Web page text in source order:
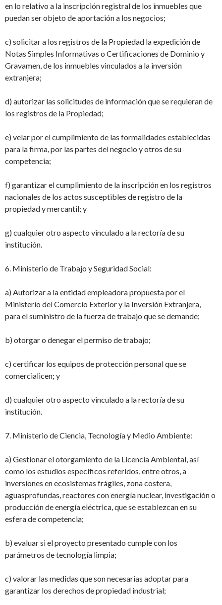
en lo relativo a la inscripción registral de los inmuebles que
puedan ser objeto de aportación a los negocios;
c) solicitar a los registros de la Propiedad la expedición de
Notas Simples Informativas o Certificaciones de Dominio y
Gravamen, de los inmuebles vinculados a la inversión
extranjera;
d) autorizar las solicitudes de información que se requieran de
los registros de la Propiedad;
e) velar por el cumplimiento de las formalidades establecidas
para la firma, por las partes del negocio y otros de su
competencia;
f) garantizar el cumplimiento de la inscripción en los registros
nacionales de los actos susceptibles de registro de la
propiedad y mercantil; y
g) cualquier otro aspecto vinculado a la rectoría de su
institución.
6. Ministerio de Trabajo y Seguridad Social:
a) Autorizar a la entidad empleadora propuesta por el
Ministerio del Comercio Exteriory la Inversión Extranjera,
para el suministro de la fuerza de trabajo que se demande;
b) otorgar o denegar el permiso de trabajo;
c) certificar los equipos de protección personal que se
comercialicen; y
d) cualquier otro aspecto vinculado a la rectoría de su
institución.
7. Ministerio de Ciencia, Tecnología y Medio Ambiente:
a) Gestionar el otorgamiento de la Licencia Ambiental, así
como los estudios específicos referidos, entre otros, a
inversiones en ecosistemas frágiles, zona costera,
aguasprofundas, reactores con energía nuclear, investigación o
producción de energíaeléctrica, que se establezcan en su
esfera de competencia;
b) evaluar si el proyecto presentado cumple con los
parámetros de tecnología limpia;
c) valorar las medidas que son necesarias adoptar para
garantizar los derechos de propiedad industrial;